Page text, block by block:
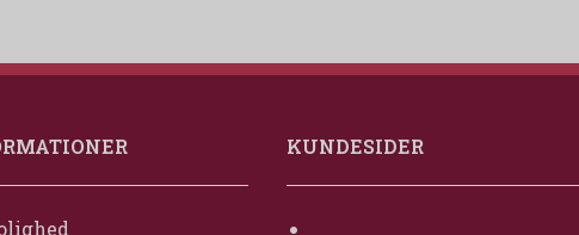
KUNDESIDER